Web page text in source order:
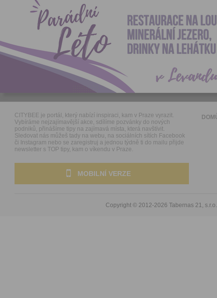
CITYBEE je portál, který nabízí inspiraci, kam v Praze vyrazit.
Vybíráme nejzajímavější akce, sdílíme pozvánky do nových
podniků, přinášíme tipy na zajímavá místa, která navštívit.
Sledovat nás můžeš tady na webu, na sociálních sítích Facebook
či Instagram nebo se zaregistruj a jednou týdně ti do mailu přijde
newsletter s TOP tipy, kam o víkendu v Praze.
MOBILNÍ VERZE
Copyright © 2012-2026 Tabernas 21, s.r.o.